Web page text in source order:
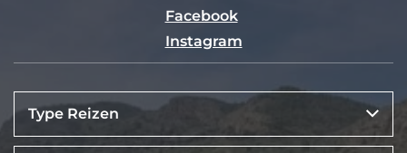
Facebook
Instagram
Type Reizen